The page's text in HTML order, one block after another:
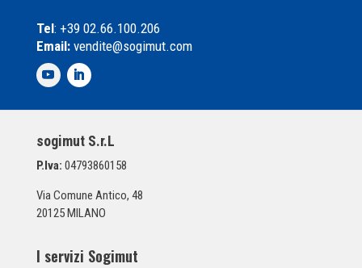
l
e
d
S
u
n
a
*
Tel: +39 02.66.100.206
Email:vendite@sogimut.com
sogimut S.r.L
P.Iva: 04793860158
Via Comune Antico, 48
20125 MILANO
I servizi Sogimut